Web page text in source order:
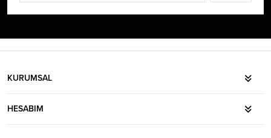
KURUMSAL
HESABIM